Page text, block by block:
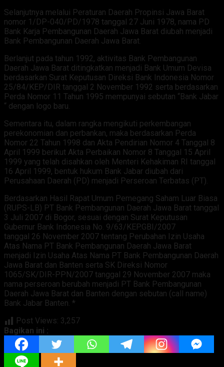
Selanjutnya melalui Peraturan Daerah Propinsi Jawa Barat
nomor 1/DP-040/PD/1978 tanggal 27 Juni 1978, nama PD
Bank Karja Pembangunan Daerah Jawa Barat diubah menjadi
Bank Pembangunan Daerah Jawa Barat.
Berlanjut pada tahun 1992, aktivitas Bank Pembangunan
Daerah Jawa Barat ditingkatkan menjadi Bank Umum Devisa
berdasarkan Surat Keputusan Direksi Bank Indonesia Nomor
25/84/KEP/DIR tanggal 2 November 1992 serta berdasarkan
Perda Nomor 11 Tahun 1995 mempunyai sebutan “Bank Jabar
“ dengan logo baru.
Sementara itu, dalam rangka mengikuti perkembangan
perekonomian dan perbankan, maka berdasarkan Perda
Nomor 22 Tahun 1998 dan Akta Pendirian Nomor 4 Tanggal 8
April 1999 berikut Akta Perbaikan Nomor 8 Tanggal 15 April
1999 yang telah disahkan oleh Menteri Kehakiman RI tanggal
16 April 1999, bentuk hukum Bank Jabar diubah dari
Perusahaan Daerah (PD) menjadi Perseroan Terbatas (PT).
Berdasarkan Hasil Rapat Umum Pemegang Saham Luar Biasa
(RUPS-LB) PT Bank Pembangunan Daerah Jawa Barat tanggal
3 Juli 2007 di Bogor, sesuai dengan Surat Keputusan
Gubernur Bank Indonesia No. 9/63/KEP.GBI/2007
tanggal 26 November 2007 tentang Perubahan Izin Usaha
Atas Nama PT Bank Pembangunan Daerah Jawa Barat
menjadi Izin Usaha Atas Nama PT Bank Pembangunan Daerah
Jawa Barat dan Banten serta SK Direksi Nomor
1065/SK/DIR-PPN/2007 tanggal 29 November 2007 maka
nama perseroan berubah menjadi PT Bank Pembangunan
Daerah Jawa Barat dan Banten dengan sebutan (call name)
Bank Jabar Banten. *
Post Views: 3,257
Bagikan ini :